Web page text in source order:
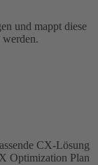
und mappt diese
werden.
CX-Lösung
Optimization Plan